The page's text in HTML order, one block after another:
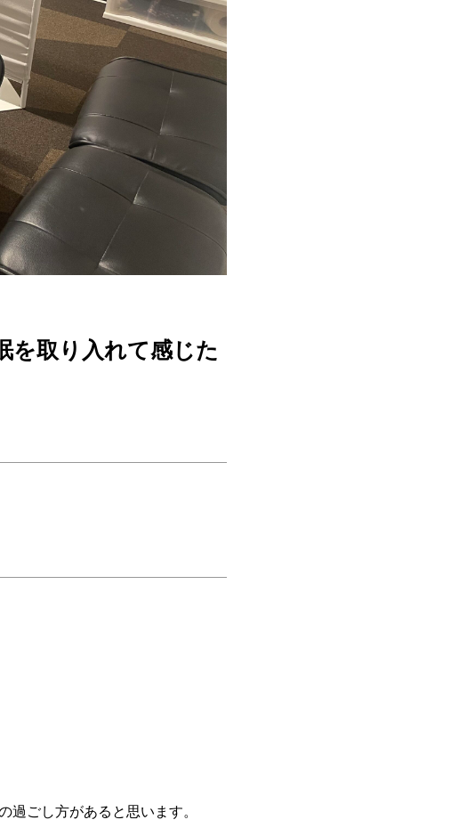
を取り入れて感じた
ごし方があると思います。